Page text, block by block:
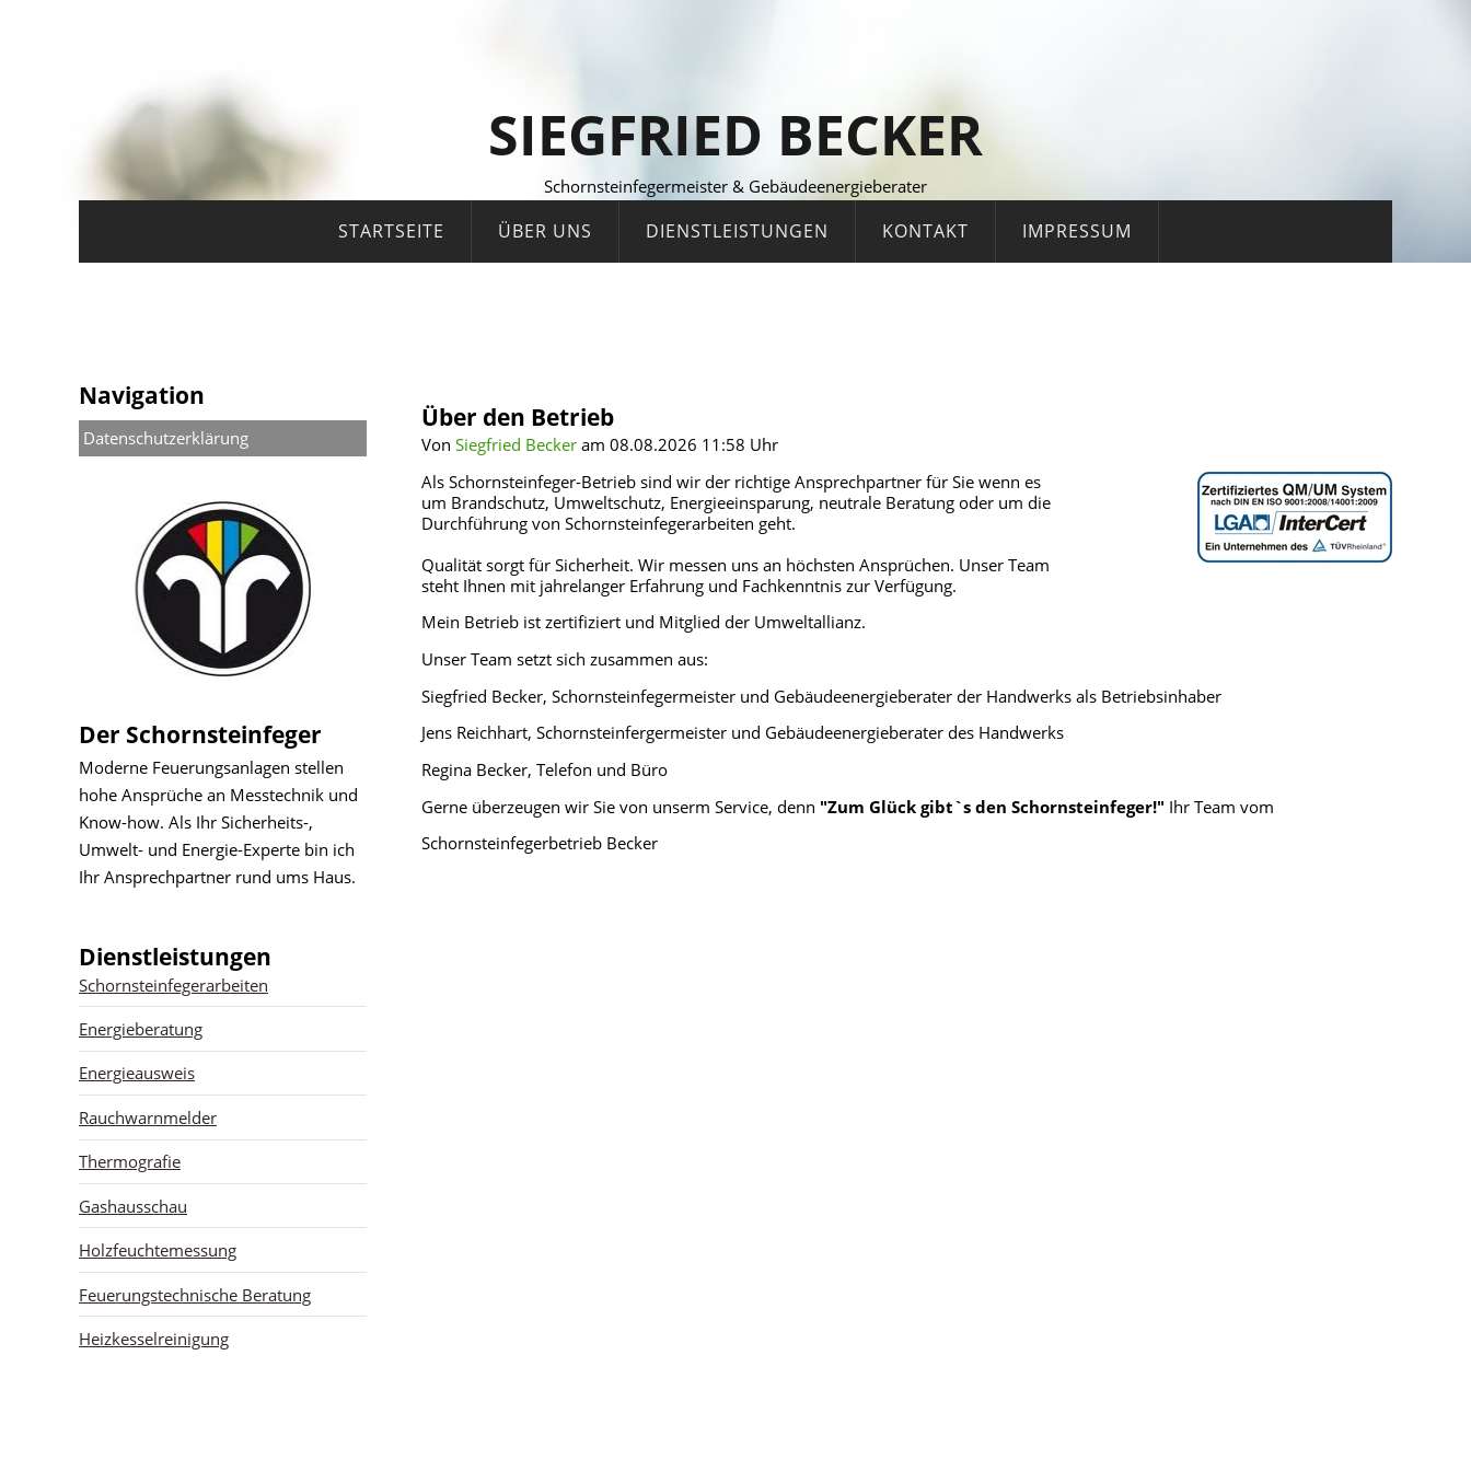
SIEGFRIED BECKER
Schornsteinfegermeister & Gebäudeenergieberater
STARTSEITE ÜBER UNS DIENSTLEISTUNGEN KONTAKT IMPRESSUM
Navigation
Datenschutzerklärung
Der Schornsteinfeger
Moderne Feuerungsanlagen stellen
hohe Ansprüche an Messtechnik und
Know-how. Als Ihr Sicherheits-,
Umwelt- und Energie-Experte bin ich
Ihr Ansprechpartner rund ums Haus.
Dienstleistungen
Schornsteinfegerarbeiten
Energieberatung
Energieausweis
Rauchwarnmelder
Thermografie
Gashausschau
Holzfeuchtemessung
Feuerungstechnische Beratung
Heizkesselreinigung
Über den Betrieb
Von Siegfried Beckeram 08.08.2026 11:58 Uhr
Als Schornsteinfeger-Betrieb sind wir der richtige Ansprechpartner für Sie wenn es
um Brandschutz, Umweltschutz, Energieeinsparung, neutrale Beratung oder um die
Durchführung von Schornsteinfegerarbeiten geht.
Qualität sorgt für Sicherheit. Wir messen uns an höchsten Ansprüchen. Unser Team
steht Ihnen mit jahrelanger Erfahrung und Fachkenntnis zur Verfügung.
Mein Betrieb ist zertifiziert und Mitglied der Umweltallianz.
Unser Team setzt sich zusammen aus:
Siegfried Becker, Schornsteinfegermeister und Gebäudeenergieberater der Handwerks als Betriebsinhaber
Jens Reichhart, Schornsteinfergermeister und Gebäudeenergieberater des Handwerks
Regina Becker, Telefon und Büro
Gerne überzeugen wir Sie von unserm Service, denn "Zum Glück gibt`s den Schornsteinfeger!" Ihr Team vom
Schornsteinfegerbetrieb Becker